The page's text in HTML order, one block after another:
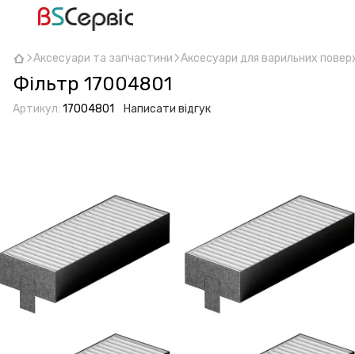
Аксесуари та запчастини Аксесуари для варильних
Фільтр 17004801
Артикул: 17004801 Написати відгук